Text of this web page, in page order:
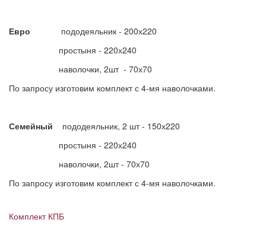
Евро пододеяльник - 200х220
простыня - 220х240
наволочки, 2шт - 70х70
По запросу изготовим комплект с 4-мя наволочками.
Семейный пододеяльник, 2 шт - 150х220
простыня - 220х240
наволочки, 2шт - 70х70
По запросу изготовим комплект с 4-мя наволочками.
Комплект КПБ